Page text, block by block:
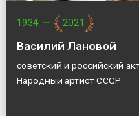
1934 — 2021
Василий Лановой
советский и российский
Народный артист СССР